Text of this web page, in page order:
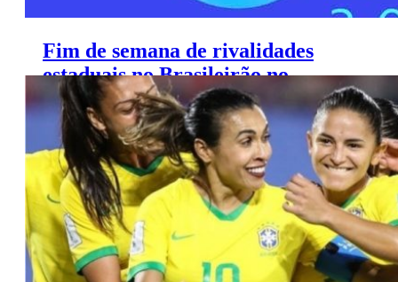
Fim de semana de rivalidades
estaduais no Brasileirão no
Premiere